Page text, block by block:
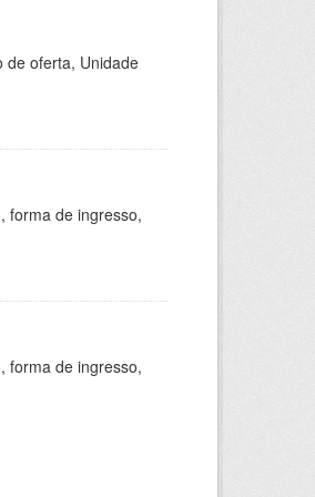
de oferta, Unidade
forma de ingresso,
forma de ingresso,